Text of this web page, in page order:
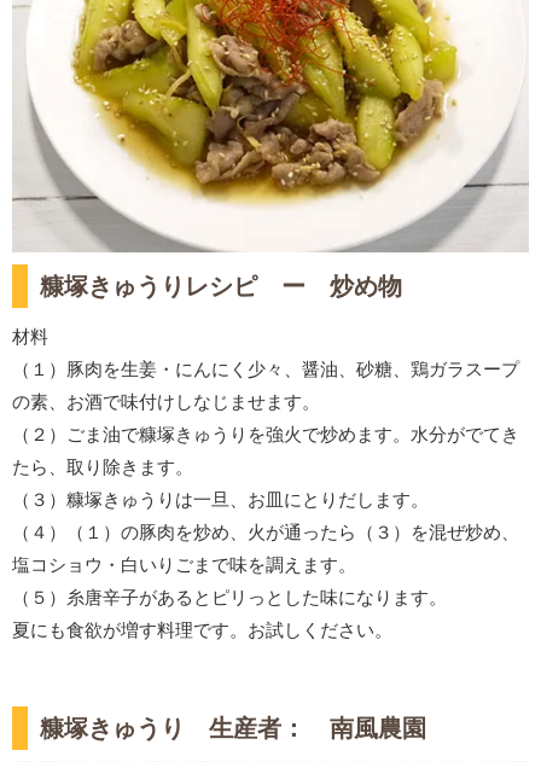
糠塚きゅうりレシピ ー 炒め物
材料
（１）豚肉を生姜・にんにく少々、醤油、砂糖、鶏ガラスープ
の素、お酒で味付けしなじませます。
（２）ごま油で糠塚きゅうりを強火で炒めます。水分がでてき
たら、取り除きます。
（３）糠塚きゅうりは一旦、お皿にとりだします。
（４）（１）の豚肉を炒め、火が通ったら（３）を混ぜ炒め、
塩コショウ・白いりごまで味を調えます。
（５）糸唐辛子があるとピリっとした味になります。
夏にも食欲が増す料理です。お試しください。
糠塚きゅうり 生産者： 南風農園